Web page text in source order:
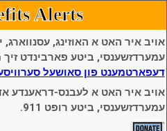
Alerts
אויב איר האט א האוזינג, עסנווארג,
עמערדזשענסי, ביטע פארבינדט
דעפארטמענט פון סאושעל
אויב איר האט א לעבנס-דראענדע
עמערדזשענסי, ביטע רופט 911.